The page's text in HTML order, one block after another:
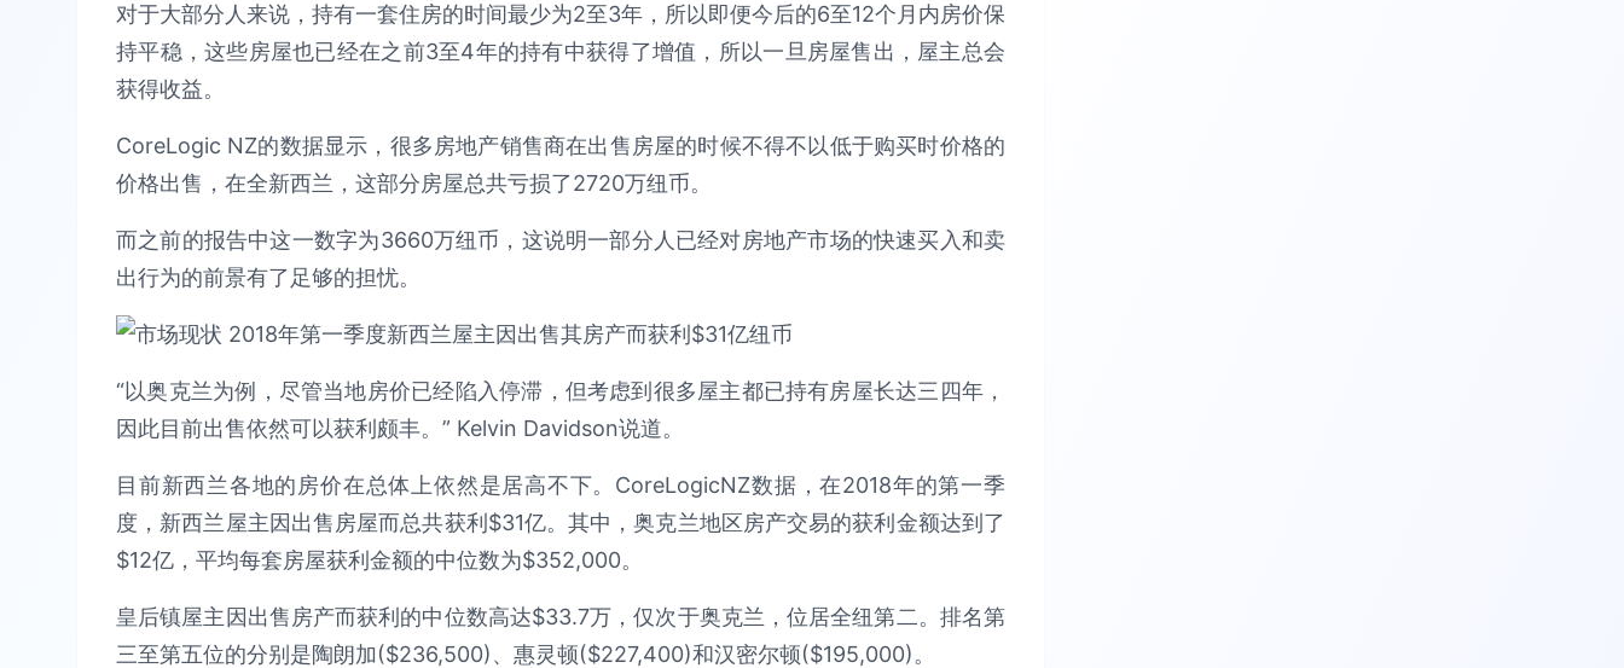
对于大部分人来说，持有一套住房的时间最少为2至3年，所以即便今后的6至12个月内房价保
持平稳，这些房屋也已经在之前3至4年的持有中获得了增值，所以一旦房屋售出，屋主总会
获得收益。
CoreLogic NZ的数据显示，很多房地产销售商在出售房屋的时候不得不以低于购买时价格的
价格出售，在全新西兰，这部分房屋总共亏损了2720万纽币。
而之前的报告中这一数字为3660万纽币，这说明一部分人已经对房地产市场的快速买入和卖
出行为的前景有了足够的担忧。
“以奥克兰为例，尽管当地房价已经陷入停滞，但考虑到很多屋主都已持有房屋长达三四年，
因此目前出售依然可以获利颇丰。” Kelvin Davidson说道。
目前新西兰各地的房价在总体上依然是居高不下。CoreLogicNZ数据，在2018年的第一季
度，新西兰屋主因出售房屋而总共获利$31亿。其中，奥克兰地区房产交易的获利金额达到了
$12亿，平均每套房屋获利金额的中位数为$352,000。
皇后镇屋主因出售房产而获利的中位数高达$33.7万，仅次于奥克兰，位居全纽第二。排名第
三至第五位的分别是陶朗加($236,500)、惠灵顿($227,400)和汉密尔顿($195,000)。